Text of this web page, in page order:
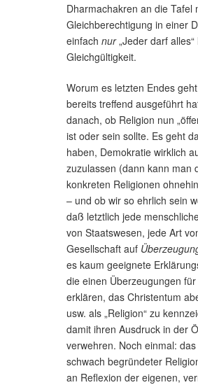
Dharmachakren an die
Gleichberechtigung in einer
einfach nur„Jeder darf
Gleichgültigkeit.
Worum es letzten Endes
bereits treffend ausgeführt
danach, ob Religion nun
ist oder sein sollte. Es geht
haben, Demokratie wirklich
zuzulassen (dann kann man
konkreten Religionen
– und ob wir so ehrlich sein
daß letztlich jede
von Staatswesen, jede Art
Gesellschaft auf
es kaum geeignete
die einen Überzeugungen für
erklären, das Christentum
usw. als „Religion“ zu
damit ihren Ausdruck in der
verwehren. Noch einmal:
schwach begründeter
an Reflexion der eigenen,